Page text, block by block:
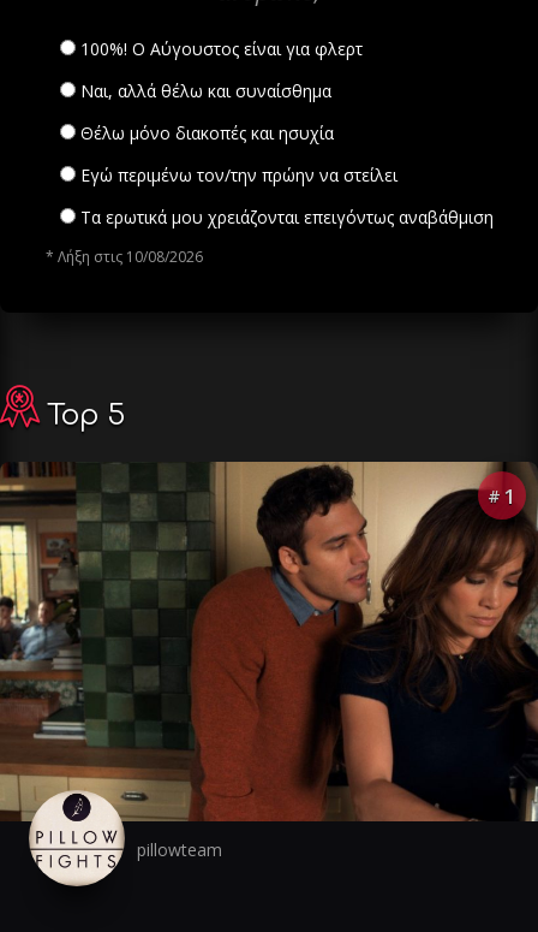
100%! Ο Αύγουστος είναι για φλερτ
Ναι, αλλά θέλω και συναίσθημα
Θέλω μόνο διακοπές και ησυχία
Εγώ περιμένω τον/την πρώην να στείλει
Τα ερωτικά μου χρειάζονται επειγόντως αναβάθμιση
* Λήξη στις 10/08/2026
Top 5
# 1
pillowteam